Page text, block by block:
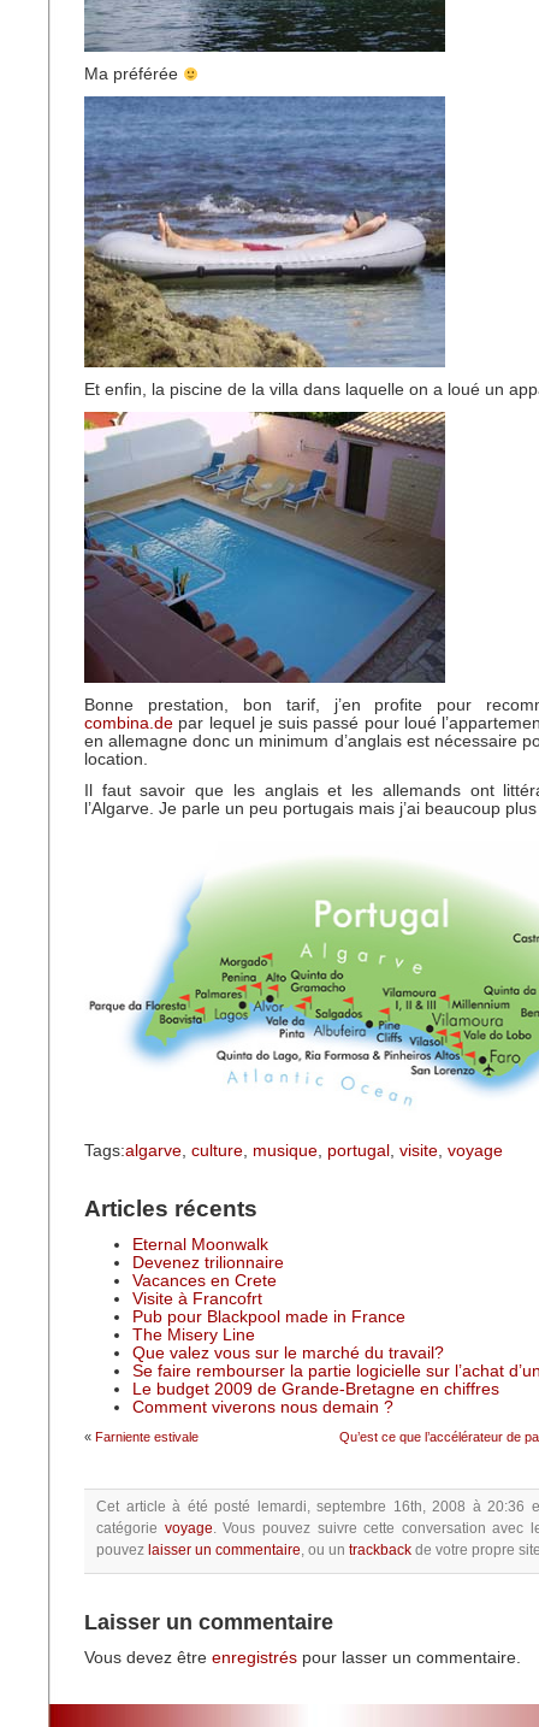
Ma préférée
Et enfin, la piscine de la villa dans laquelle on a loué un
Bonne prestation, bon tarif, j’en profite pour
combina.de par lequel je suis passé pour loué
en allemagne donc un minimum d’anglais est nécessaire
location.
Il faut savoir que les anglais et les allemands ont
l’Algarve. Je parle un peu portugais mais j’ai beaucoup
Tags:algarve, culture, musique, portugal , visite, voyage
Articles récents
Eternal Moonwalk
Devenez trilionnaire
Vacances en Crete
Visite à Francofrt
Pub pour Blackpool made in France
The Misery Line
Que valez vous sur le marché du travail?
Se faire rembourser la partie logicielle sur l’achat
Le budget 2009 de Grande-Bretagne en chiffres
Comment viverons nous demain ?
« Farniente estivale Qu’est ce que l’accélérateur de
Cet article à été posté lemardi, septembre 16th, 2008 à 20:36
catégorie voyage.Vous pouvez suivre cette conversation avec
pouvez laisser un commentaire, ou un trackback de votre propre
Laisser un commentaire
Vous devez être enregistrés pour lasser un commentaire.